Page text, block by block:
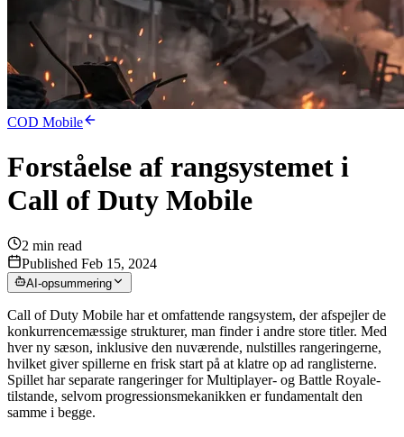
COD Mobile
Forståelse af rangsystemet i
Call of Duty Mobile
2 min read
Published Feb 15, 2024
AI-opsummering
Call of Duty Mobile har et omfattende rangsystem, der afspejler de
konkurrencemæssige strukturer, man finder i andre store titler. Med
hver ny sæson, inklusive den nuværende, nulstilles rangeringerne,
hvilket giver spillerne en frisk start på at klatre op ad ranglisterne.
Spillet har separate rangeringer for Multiplayer- og Battle Royale-
tilstande, selvom progressionsmekanikken er fundamentalt den
samme i begge.